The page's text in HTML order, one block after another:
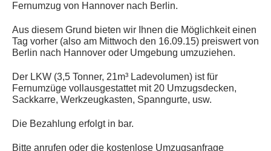
Fernumzug von Hannover nach Berlin.
Aus diesem Grund bieten wir Ihnen die Möglichkeit einen
Tag vorher (also am Mittwoch den 16.09.15) preiswert von
Berlin nach Hannover oder Umgebung umzuziehen.
Der LKW (3,5 Tonner, 21m³ Ladevolumen) ist für
Fernumzüge vollausgestattet mit 20 Umzugsdecken,
Sackkarre, Werkzeugkasten, Spanngurte, usw.
Die Bezahlung erfolgt in bar.
Bitte anrufen oder die kostenlose Umzugsanfrage